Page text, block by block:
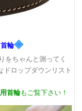
輪◈
をちゃんと測ってく
ドロップダウンリスト
首輪もご覧下さい！